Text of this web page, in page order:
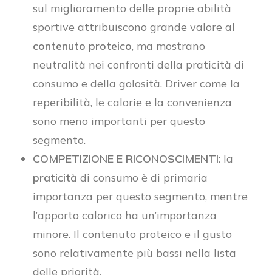
sul miglioramento delle proprie abilità
sportive attribuiscono grande valore al
contenuto proteico, ma mostrano
neutralità nei confronti della praticità di
consumo e della golosità. Driver come la
reperibilità, le calorie e la convenienza
sono meno importanti per questo
segmento.
COMPETIZIONE E RICONOSCIMENTI: la
praticità di consumo è di primaria
importanza per questo segmento, mentre
l’apporto calorico ha un’importanza
minore. Il contenuto proteico e il gusto
sono relativamente più bassi nella lista
delle priorità.